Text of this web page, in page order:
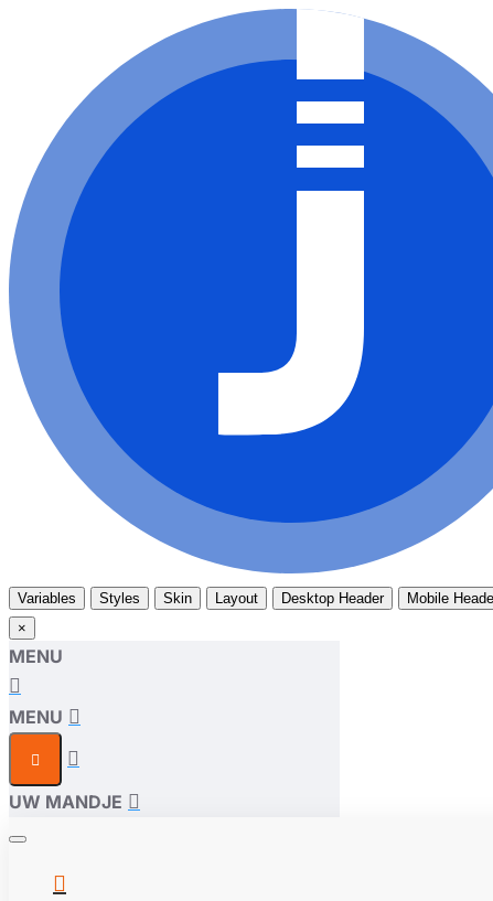
Variables Styles Skin Layout Desktop Header Mobile
×
MENU
MENU
UW MANDJE